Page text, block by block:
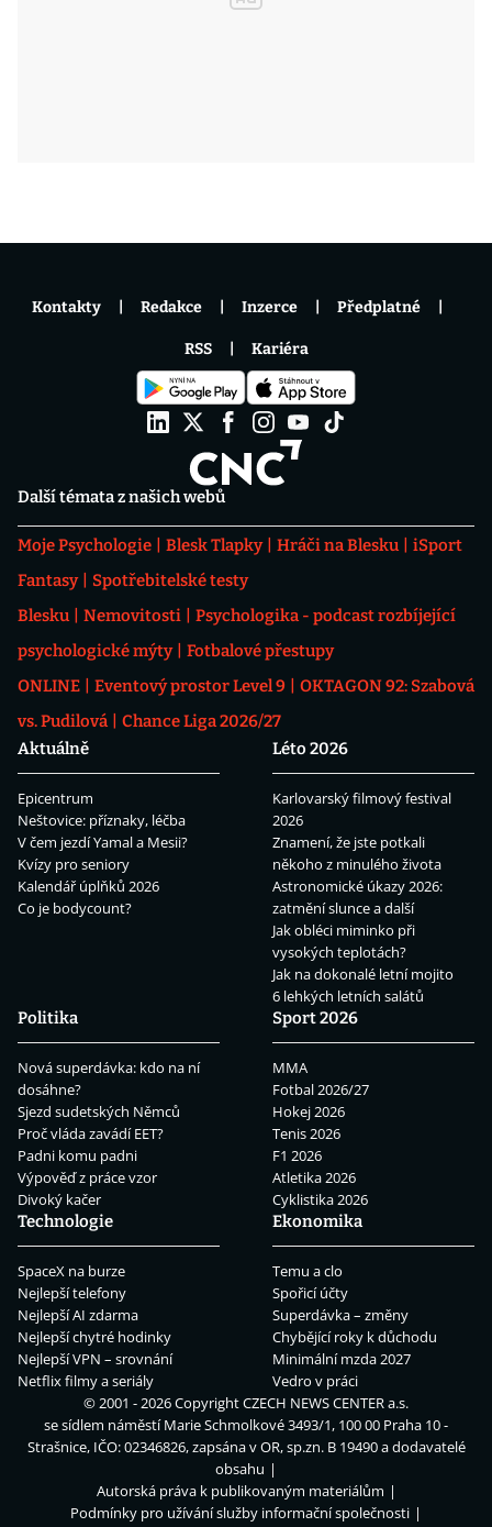
Další témata z našich webů
Moje Psychologie Blesk Tlapky Hráči na Blesku
iSport
Fantasy
Spotřebitelské testy
Blesku
Nemovitosti
Psychologika - podcast rozbíjející
psychologické mýty
Fotbalové přestupy
ONLINE
Eventový prostor Level 9
OKTAGON 92: Szabová
vs. Pudilová
Chance Liga 2026/27
Aktuálně
Epicentrum
Neštovice: příznaky, léčba
V čem jezdí Yamal a Mesii?
Kvízy pro seniory
Kalendář úplňků 2026
Co je bodycount?
Léto 2026
Karlovarský filmový festival
2026
Znamení, že jste potkali
někoho z minulého života
Astronomické úkazy 2026:
zatmění slunce a další
Jak obléci miminko při
vysokých teplotách?
Jak na dokonalé letní mojito
6 lehkých letních salátů
Politika
Nová superdávka: kdo na ní
dosáhne?
Sjezd sudetských Němců
Proč vláda zavádí EET?
Padni komu padni
Výpověď z práce vzor
Divoký kačer
Sport 2026
MMA
Fotbal 2026/27
Hokej 2026
Tenis 2026
F1 2026
Atletika 2026
Cyklistika 2026
Technologie
SpaceX na burze
Nejlepší telefony
Nejlepší AI zdarma
Nejlepší chytré hodinky
Nejlepší VPN – srovnání
Netflix filmy a seriály
Ekonomika
Temu a clo
Spořicí účty
Superdávka – změny
Chybějící roky k důchodu
Minimální mzda 2027
Vedro v práci
Kontakty Redakce Inzerce Předplatné
RSS Kariéra
© 2001 - 2026 CopyrightCZECH NEWS CENTER a.s.
se sídlem náměstí Marie Schmolkové 3493/1, 100 00 Praha 10 -
Strašnice, IČO: 02346826, zapsána v OR, sp.zn. B 19490 a dodavatelé
obsahu
Autorská práva k publikovaným materiálům
Podmínky pro užívání služby informační společnosti